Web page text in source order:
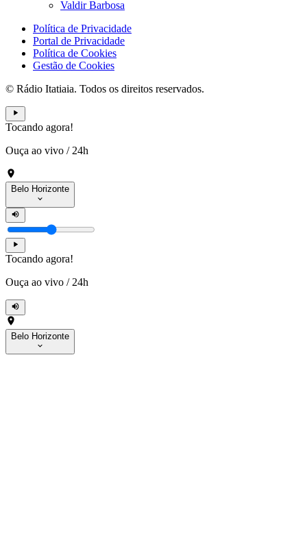
Valdir Barbosa
Política de Privacidade
Portal de Privacidade
Política de Cookies
Gestão de Cookies
© Rádio Itatiaia. Todos os direitos reservados.
Tocando agora!
Ouça ao vivo / 24h
Belo Horizonte
Tocando agora!
Ouça ao vivo / 24h
Belo Horizonte